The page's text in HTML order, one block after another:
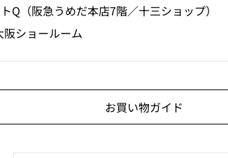
Q（阪急うめだ本店7階／十三ショップ）
ショールーム
お買い物ガイド